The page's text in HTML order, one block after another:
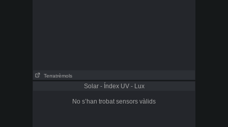
Terratrèmols
Solar - Índex UV - Lux
No s’han trobat sensors vàlids